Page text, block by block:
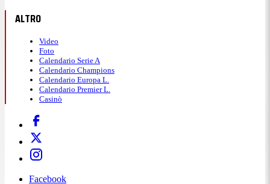
ALTRO
Video
Foto
Calendario Serie A
Calendario Champions
Calendario Europa L.
Calendario Premier L.
Casinò
Facebook